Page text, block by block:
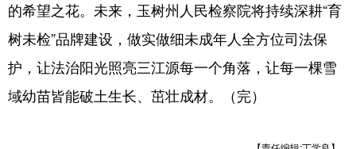
的希望之花。未来，玉树州人民检察院将持续深耕“育
树未检”品牌建设，做实做细未成年人全方位司法保
护，让法治阳光照亮三江源每一个角落，让每一棵雪
域幼苗皆能破土生长、茁壮成材。（完）